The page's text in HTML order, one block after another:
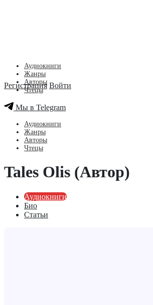
Регистрация Войти
Аудиокниги
Жанры
Авторы
Чтецы
Мы в Telegram
Аудиокниги
Жанры
Авторы
Чтецы
Tales Olis (Автор)
Аудиокниги
Био
Статьи